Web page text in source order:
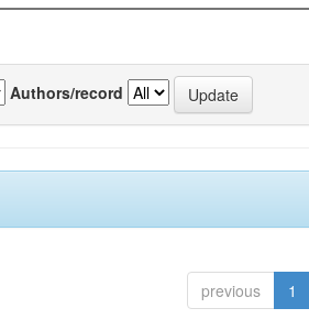
Authors/record
previous 1